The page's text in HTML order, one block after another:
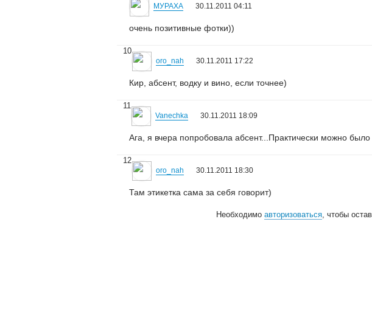
МУРАХА 30.11.2011 04:11
очень позитивные фотки))
10
oro_nah 30.11.2011 17:22
Кир, абсент, водку и вино, если точнее)
11
Vanechka 30.11.2011 18:09
Ага, я вчера попробовала абсент...Практически можно
12
oro_nah 30.11.2011 18:30
Там этикетка сама за себя говорит)
Необходимоавторизоваться, чтобы